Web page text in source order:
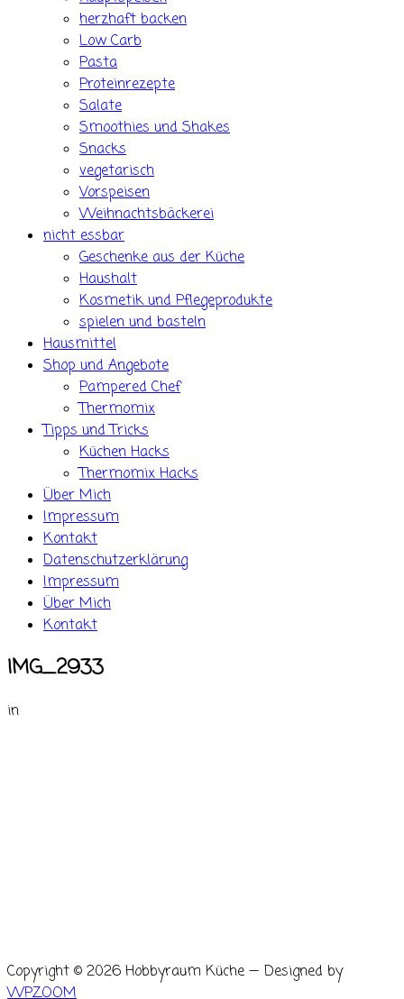
herzhaft backen
Low Carb
Pasta
Proteinrezepte
Salate
Smoothies und Shakes
Snacks
vegetarisch
Vorspeisen
Weihnachtsbäckerei
nicht essbar
Geschenke aus der Küche
Haushalt
Kosmetik und Pflegeprodukte
spielen und basteln
Hausmittel
Shop und Angebote
Pampered Chef
Thermomix
Tipps und Tricks
Küchen Hacks
Thermomix Hacks
Über Mich
Impressum
Kontakt
Datenschutzerklärung
Impressum
Über Mich
Kontakt
IMG_2933
in
Copyright © 2026 Hobbyraum Küche — Designed by
WPZOOM